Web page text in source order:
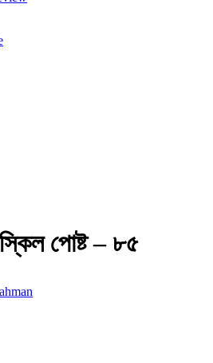
স্কিল পোষ্ট – ৮৫